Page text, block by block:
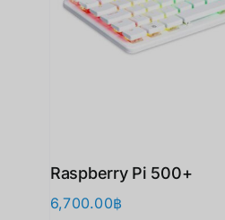
Raspberry Pi 500+
6,700.00฿